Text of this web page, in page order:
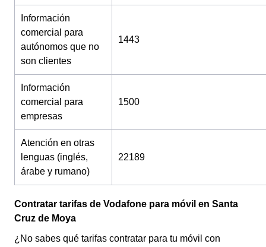
Información
comercial para
autónomos que no
son clientes
1443
Información
comercial para
empresas
1500
Atención en otras
lenguas (inglés,
árabe y rumano)
22189
Contratar tarifas de Vodafone para móvil en Santa
Cruz de Moya
¿No sabes qué tarifas contratar para tu móvil con